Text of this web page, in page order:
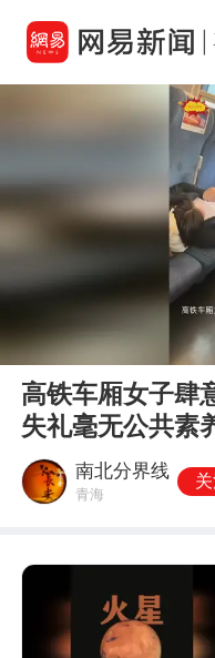
00:00
高铁车厢女子肆
失礼毫无公共素
南北分界线
青海